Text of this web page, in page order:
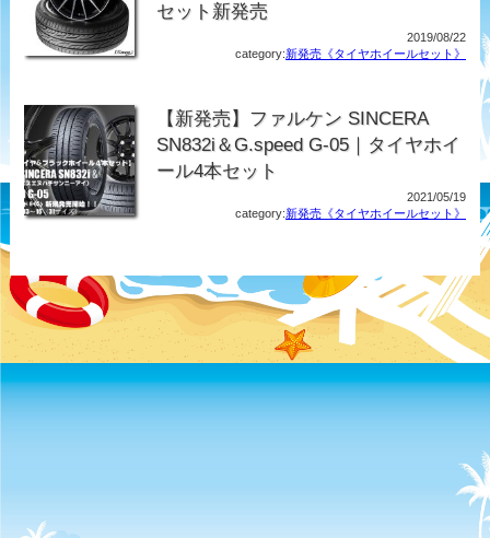
セット新発売
2019/08/22
category:新発売《タイヤホイールセット》
【新発売】ファルケン SINCERA
SN832i＆G.speed G-05｜タイヤホイ
ール4本セット
2021/05/19
category:新発売《タイヤホイールセット》